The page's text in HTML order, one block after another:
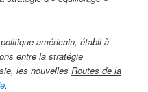
américain, établi à
entre la stratégie
les nouvellesRoutes de la
.